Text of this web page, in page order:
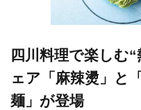
四川料理で楽しむ
ェア「麻辣燙」と
麺」が登場